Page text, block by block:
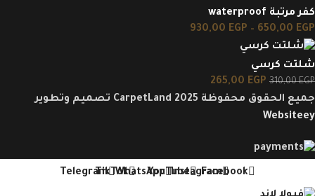
كفر مرتبة waterproof
650,00 EGP
–
930,00 EGP
شلتت كرسي
310,00EGP
265,00 EGP
جميع الحقوق محفوظة CarpetLand 2025 تصميم وتطوير
Websiteey
Facebook
Instagram
YouTube
WhatsApp
TikTok
Telegram